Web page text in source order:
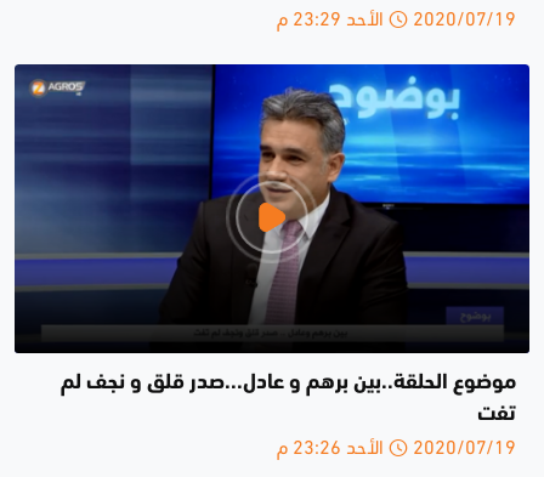
2020/07/19 الأحد 23:29 م
موضوع الحلقة..بين برهم و عادل...صدر قلق و نجف لم
تفت
2020/07/19 الأحد 23:26 م